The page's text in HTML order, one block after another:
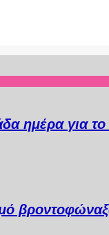
ημέρα για